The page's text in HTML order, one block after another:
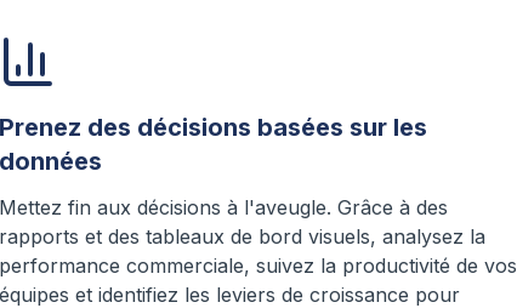
Prenez des décisions basées sur les
données
Mettez fin aux décisions à l'aveugle. Grâce à des
rapports et des tableaux de bord visuels, analysez la
performance commerciale, suivez la productivité de vos
équipes et identifiez les leviers de croissance pour